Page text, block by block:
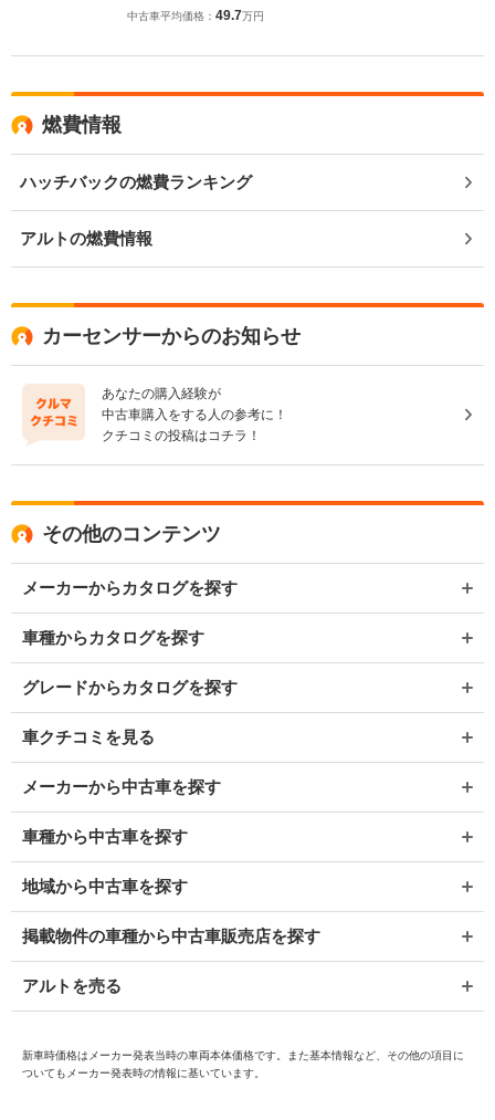
中古車平均価格： 49.7万円
燃費情報
ハッチバックの燃費ランキング
アルトの燃費情報
カーセンサーからのお知らせ
あなたの購入経験が
中古車購入をする人の参考に！
クチコミの投稿はコチラ！
その他のコンテンツ
メーカーからカタログを探す
車種からカタログを探す
グレードからカタログを探す
車クチコミを見る
メーカーから中古車を探す
車種から中古車を探す
地域から中古車を探す
掲載物件の車種から中古車販売店を探す
アルトを売る
新車時価格はメーカー発表当時の車両本体価格です。また基本情報など、その他の項目に
ついてもメーカー発表時の情報に基いています。